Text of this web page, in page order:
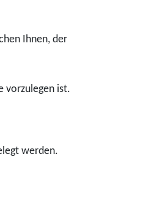
Ihnen, der
vorzulegen ist.
werden.